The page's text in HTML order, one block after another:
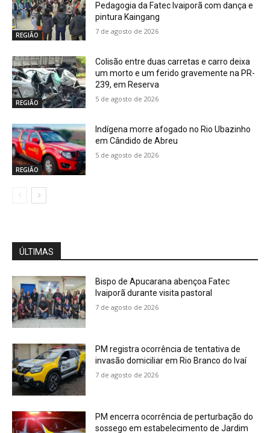
REGIÃO
Pedagogia da Fatec Ivaiporã com dança e
pintura Kaingang
7 de agosto de 2026
REGIÃO
Colisão entre duas carretas e carro deixa
um morto e um ferido gravemente na PR-
239, em Reserva
5 de agosto de 2026
REGIÃO
Indígena morre afogado no Rio Ubazinho
em Cândido de Abreu
5 de agosto de 2026
ÚLTIMAS
Bispo de Apucarana abençoa Fatec
Ivaiporã durante visita pastoral
7 de agosto de 2026
PM registra ocorrência de tentativa de
invasão domiciliar em Rio Branco do Ivaí
7 de agosto de 2026
PM encerra ocorrência de perturbação do
sossego em estabelecimento de Jardim